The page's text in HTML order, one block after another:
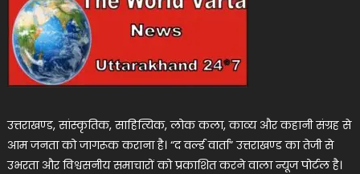
उत्तराखण्ड, सांस्कृतिक, साहित्यिक, लोक कला, काव्य और कहानी संग्रह से
आम जनता को जागरूक कराना है। “द वर्ल्ड वार्ता” उत्तराखण्ड का तेजी से
उभरता और विश्वसनीय समाचारों को प्रकाशित करने वाला न्यूज पोर्टल है।